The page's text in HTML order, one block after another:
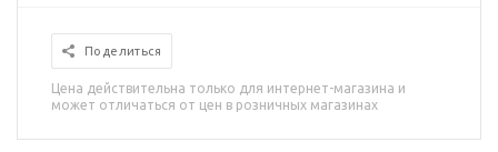
Поделиться
Цена действительна только для интернет-магазина и
может отличаться от цен в розничных магазинах